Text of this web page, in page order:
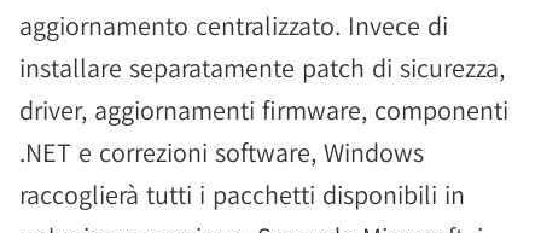
aggiornamento centralizzato. Invece di
installare separatamente patch di sicurezza,
driver, aggiornamenti firmware, componenti
.NET e correzioni software, Windows
raccoglierà tutti i pacchetti disponibili in